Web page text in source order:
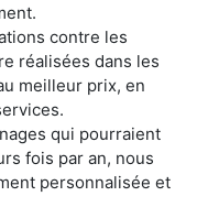
contre les
réalisées dans les
meilleur prix, en
qui pourraient
fois par an, nous
personnalisée et